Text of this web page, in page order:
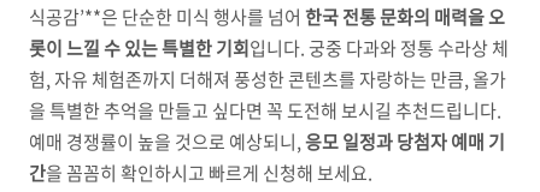
식공감’**은 단순한 미식 행사를 넘어 한국 전통 문화의 매력을 오
롯이 느낄 수 있는 특별한 기회입니다. 궁중 다과와 정통 수라상 체
험, 자유 체험존까지 더해져 풍성한 콘텐츠를 자랑하는 만큼, 올가
을 특별한 추억을 만들고 싶다면 꼭 도전해 보시길 추천드립니다.
예매 경쟁률이 높을 것으로 예상되니,응모 일정과 당첨자 예매 기
간을 꼼꼼히 확인하시고 빠르게 신청해 보세요.